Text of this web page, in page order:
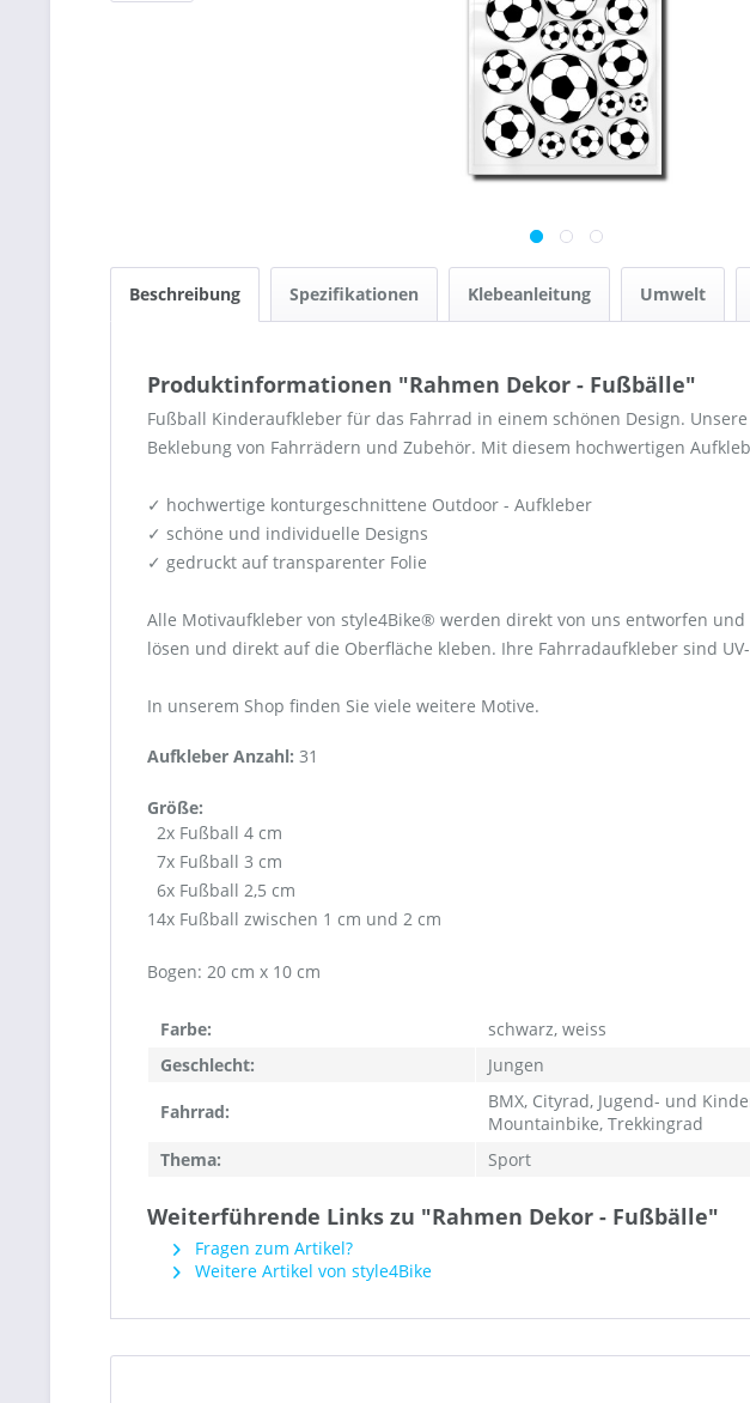
Beschreibung Spezifikationen Klebeanleitung Umwelt
Produktinformationen "Rahmen Dekor - Fußbälle"
Fußball Kinderaufkleber für das Fahrrad in einem schönen Design.
Beklebung von Fahrrädern und Zubehör. Mit diesem hochwertigen
✓ hochwertige konturgeschnittene Outdoor - Aufkleber
✓ schöne und individuelle Designs
✓ gedruckt auf transparenter Folie
Alle Motivaufkleber von style4Bike® werden direkt von uns entworfen
lösen und direkt auf die Oberfläche kleben. Ihre Fahrradaufkleber sind
In unserem Shop finden Sie viele weitere Motive.
Aufkleber Anzahl: 31
Größe:
2x Fußball 4 cm
7x Fußball 3 cm
6x Fußball 2,5 cm
14x Fußball zwischen 1 cm und 2 cm
Bogen: 20 cm x 10 cm
Farbe:
schwarz, weiss
Geschlecht:
Jungen
Fahrrad:
BMX, Cityrad, Jugend- und
Mountainbike, Trekkingrad
Thema:
Sport
Weiterführende Links zu "Rahmen Dekor - Fußbälle"
Fragen zum Artikel?
Weitere Artikel von style4Bike